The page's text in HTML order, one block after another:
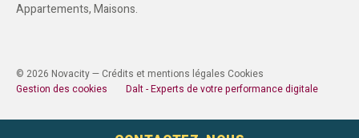
Appartements,Maisons.
© 2026 Novacity — Crédits et mentions légales Cookies
Gestion des cookies
Dalt - Experts de votre performance digitale